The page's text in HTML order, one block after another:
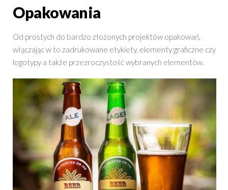
Opakowania
Od prostych do bardzo złożonych projektów opakowań,
włączając w to zadrukowane etykiety, elementy graficzne czy
logotypy a także przezroczystość wybranych elementów.